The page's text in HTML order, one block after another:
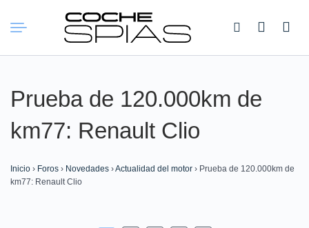
Buscar:
Prueba de 120.000km de
km77: Renault Clio
Inicio › Foros › Novedades ›Actualidad del motor › Prueba de 120.000km de
km77: Renault Clio